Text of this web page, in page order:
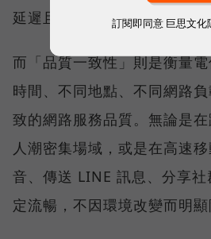
延遲且持續運作。
而「品質一致性」則是衡量
時間、不同地點、不同網路
致的網路服務品質。無論是
人潮密集場域，或是在高速
音、傳送 LINE 訊息、分享
定流暢，不因環境改變而明顯
訂閱即同意 巨思文化